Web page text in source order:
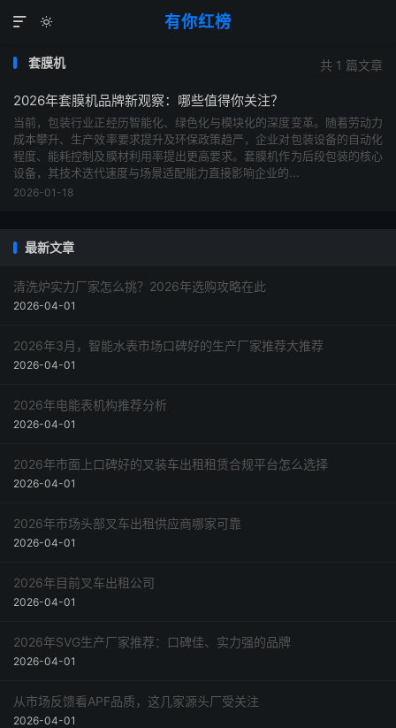
有你红榜


共 1 篇文章
套膜机
2026年套膜机品牌新观察：哪些值得你关注？
当前，包装行业正经历智能化、绿色化与模块化的深度变革。随着劳动力
成本攀升、生产效率要求提升及环保政策趋严，企业对包装设备的自动化
程度、能耗控制及膜材利用率提出更高要求。套膜机作为后段包装的核心
设备，其技术迭代速度与场景适配能力直接影响企业的...
2026-01-18
最新文章
清洗炉实力厂家怎么挑？2026年选购攻略在此
2026-04-01
2026年3月，智能水表市场口碑好的生产厂家推荐大推荐
2026-04-01
2026年电能表机构推荐分析
2026-04-01
2026年市面上口碑好的叉装车出租租赁合规平台怎么选择
2026-04-01
2026年市场头部叉车出租供应商哪家可靠
2026-04-01
2026年目前叉车出租公司
2026-04-01
2026年SVG生产厂家推荐：口碑佳、实力强的品牌
2026-04-01
从市场反馈看APF品质，这几家源头厂受关注
2026-04-01